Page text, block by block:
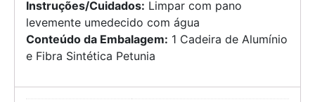
Instruções/Cuidados: Limpar com pano
levemente umedecido com água
Conteúdo da Embalagem: 1 Cadeira de Alumínio
e Fibra Sintética Petunia